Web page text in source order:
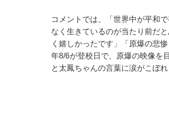
コメントでは、「世界中が平和
なく生きているのが当たり前だ
く嬉しかったです」「原爆の悲
年8/6が登校日で、原爆の映像を
と太鳳ちゃんの言葉に涙がこぼ